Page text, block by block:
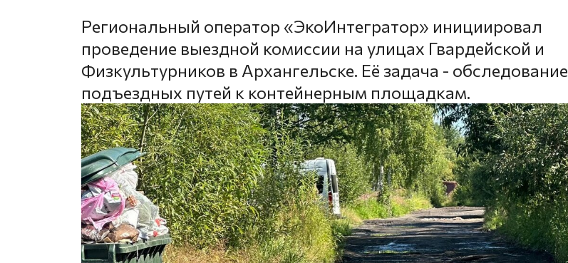
Региональный оператор «ЭкоИнтегратор» инициировал
проведение выездной комиссии на улицах Гвардейской и
Физкультурников в Архангельске. Её задача - обследование
подъездных путей к контейнерным площадкам.